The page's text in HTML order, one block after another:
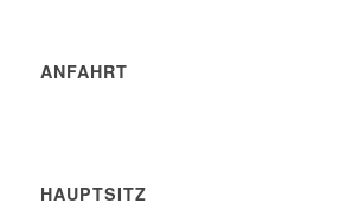
ANFAHRT
HAUPTSITZ